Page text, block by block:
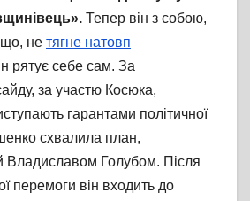
Тепер він з собою,
що, не тягне натовп
рятує себе сам. За
за участю Косюка,
гарантами політичної
схвалила план,
Владиславом Голубом. Після
перемоги він входить до